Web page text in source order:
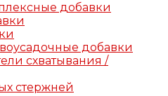
добавки
добавки
схватывания /
стержней